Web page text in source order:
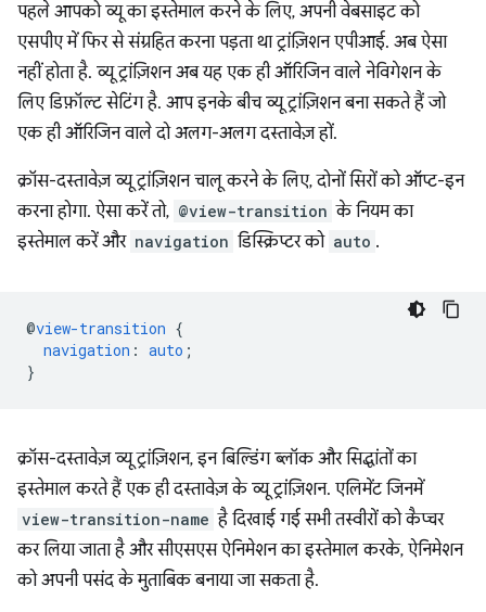
पहले आपको व्यू का इस्तेमाल करने के लिए, अपनी वेबसाइट को
एसपीए में फिर से संग्रहित करना पड़ता था ट्रांज़िशन एपीआई. अब ऐसा
नहीं होता है. व्यू ट्रांज़िशन अब यह एक ही ऑरिजिन वाले नेविगेशन के
लिए डिफ़ॉल्ट सेटिंग है. आप इनके बीच व्यू ट्रांज़िशन बना सकते हैं जो
एक ही ऑरिजिन वाले दो अलग-अलग दस्तावेज़ हों.
क्रॉस-दस्तावेज़ व्यू ट्रांज़िशन चालू करने के लिए, दोनों सिरों को ऑप्ट-इन
करना होगा. ऐसा करें तो, @view-transition के नियम का
इस्तेमाल करें और navigation डिस्क्रिप्टर को auto .
@view-transition {
navigation : auto ;
}
क्रॉस-दस्तावेज़ व्यू ट्रांज़िशन, इन बिल्डिंग ब्लॉक और सिद्धांतों का
इस्तेमाल करते हैं एक ही दस्तावेज़ के व्यू ट्रांज़िशन. एलिमेंट जिनमें
view-transition-name है दिखाई गई सभी तस्वीरों को कैप्चर
कर लिया जाता है और सीएसएस ऐनिमेशन का इस्तेमाल करके, ऐनिमेशन
को अपनी पसंद के मुताबिक बनाया जा सकता है.